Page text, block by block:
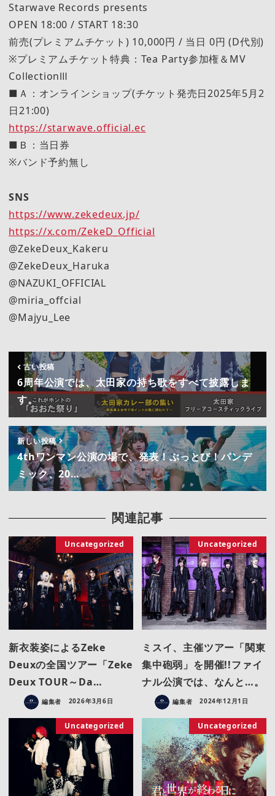
Starwave Records presents
OPEN 18:00 / START 18:30
前売(プレミアムチケット) 10,000円 / 当日 0円 (D代別)
※プレミアムチケット特典：Tea Party参加権＆MV
CollectionⅢ
■Ａ：オンラインショップ(チケット発売日2025年5月2
日21:00)
https://starwave.official.ec
■Ｂ：当日券
※バンド予約無し
SNS
https://www.zekedeux.jp/
https://x.com/ZekeD_Official
@ZekeDeux_Kakeru
@ZekeDeux_Haruka
@NAZUKI_OFFICIAL
@miria_offcial
@Majyu_Lee
古い投稿
6周年公演では、太田家の持ち歌をすべて披露しま
す。
新しい投稿
4thワンマン公演の場で、発表！ぶっとび！パンデ
ミック、20…
関連記事
Uncategorized
新衣装姿によるZeke
Deuxの全国ツアー「Zeke
Deux TOUR～Da…
編集者 2026年3月6日
Uncategorized
ミスイ、主催ツアー「関東
集中砲弱」を開催!!ファイ
ナル公演では、なんと…。
編集者 2024年12月1日
Uncategorized Uncategorized